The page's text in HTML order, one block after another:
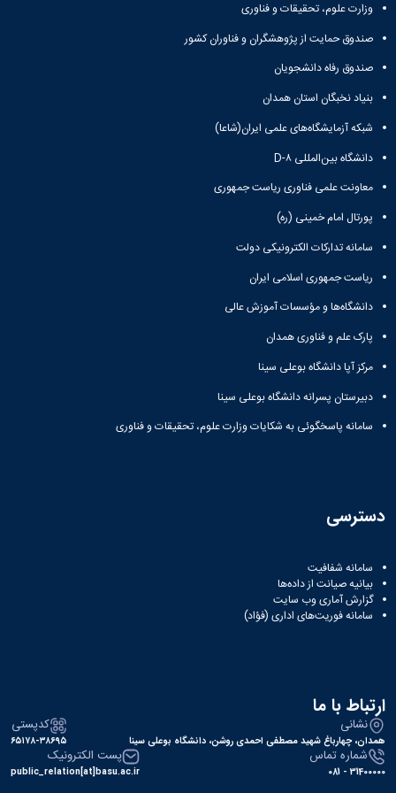
دعاپژوهی
دوفصلنامه
رویکردهای
حقوق
سیاسی
فصلنامه
مدیریت
محیط‌های
یادگیری
در
آموزش
عالی
علمی
پژوهش‌های
نوین
ایران‎‌شناسی
باستان
وزارت علوم، تحقیقات و فناوری
صندوق حمایت از پژوهشگران و فناوران کشور
صندوق رفاه دانشجویان
بنیاد نخبگان استان همدان
شبکه آزمایشگاه‌های علمی ایران(شاعا)
دانشگاه بین‌المللی D-۸
معاونت علمی فناوری ریاست جمهوری
پورتال امام خمینی (ره)
سامانه تدارکات الکترونیکی دولت
ریاست جمهوری اسلامی ایران
دانشگاه‌ها و مؤسسات آموزش عالی
پارک علم و فناوری همدان
مرکز آپا دانشگاه بوعلی سینا
دبیرستان پسرانه دانشگاه بوعلی سینا
سامانه پاسخگوئی به شکایات وزارت علوم، تحقیقات و فناوری
دسترسی
سامانه شفافیت
بیانیه صیانت از داده‌ها
گزارش آماری وب‌ سایت
سامانه فوریت‌های اداری (فؤاد)
ارتباط با ما
نشانی
همدان، چهارباغ شهید مصطفی احمدی روشن، دانشگاه بوعلی سینا
کدپستی
۶۵۱۷۸-۳۸۶۹۵
شماره تماس
31400000 - 081
پست الکترونیک
public_relation[at]basu.ac.ir